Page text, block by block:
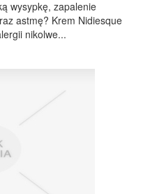
wysypkę, zapalenie
astmę? Krem Nidiesque
nikolwe...